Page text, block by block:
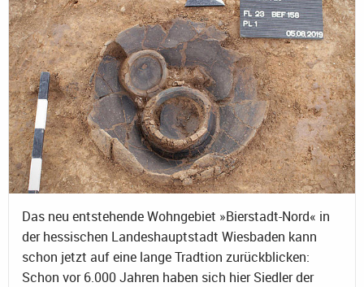
Das neu entstehende Wohngebiet »Bierstadt-Nord« in
der hessischen Landeshauptstadt Wiesbaden kann
schon jetzt auf eine lange Tradtion zurückblicken:
Schon vor 6.000 Jahren haben sich hier Siedler der